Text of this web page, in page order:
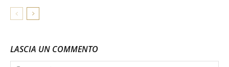
LASCIA UN COMMENTO